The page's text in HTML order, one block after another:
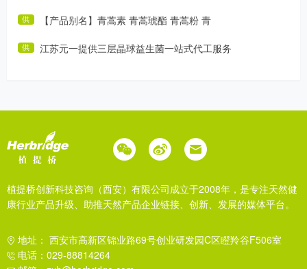
供 【产品别名】青蒿素 青蒿琥酯 青蒿粉 青
供 江苏元一提供三层晶球益生菌一站式代工服务
植提桥创新科技咨询（西安）有限公司成立于2008年，是专注天然健
康行业产品升级、助推天然产品企业链接、创新、发展的媒体平台。
地址： 西安市高新区锦业路69号创业研发园C区瞪羚谷F506室
电话：029-88814264